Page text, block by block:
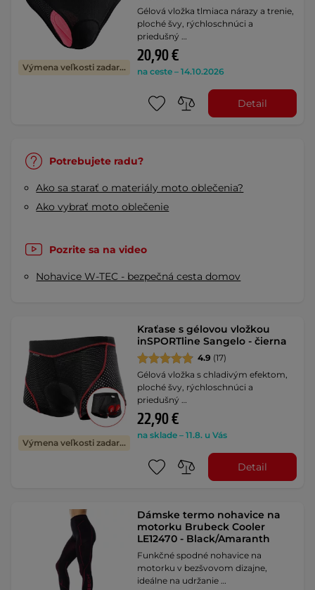
Výmena veľkosti zadarmo
Gélová vložka tlmiaca nárazy a trenie,
ploché švy, rýchloschnúci a
priedušný …
20,90 €
na ceste – 14.10.2026
Detail
Potrebujete radu?
Ako sa starať o materiály moto oblečenia?
Ako vybrať moto oblečenie
Pozrite sa na video
Nohavice W-TEC - bezpečná cesta domov
Výmena veľkosti zadarmo
Kraťase s gélovou vložkou
inSPORTline Sangelo - čierna
4.9 (17)
Gélová vložka s chladivým efektom,
ploché švy, rýchloschnúci a
priedušný …
22,90 €
na sklade – 11.8. u Vás
Detail
Dámske termo nohavice na
motorku Brubeck Cooler
LE12470 - Black/Amaranth
Funkčné spodné nohavice na
motorku v bezšvovom dizajne,
ideálne na udržanie …